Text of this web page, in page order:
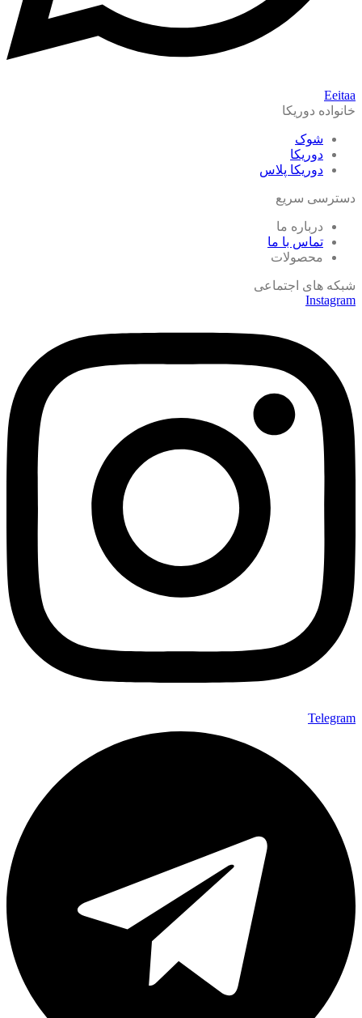
Eeitaa
خانواده دوریکا
شوک
دوریکا
دوریکا پلاس
دسترسی سریع
درباره ما
تماس با ما
محصولات
شبکه های اجتماعی
Instagram
Telegram